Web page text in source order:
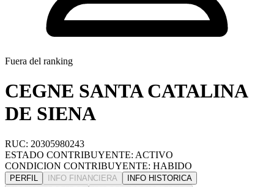
Fuera del ranking
CEGNE SANTA CATALINA
DE SIENA
RUC: 20305980243
ESTADO CONTRIBUYENTE: ACTIVO
CONDICION CONTRIBUYENTE: HABIDO
PERFIL INFO FINANCIERA
INFO HISTORICA